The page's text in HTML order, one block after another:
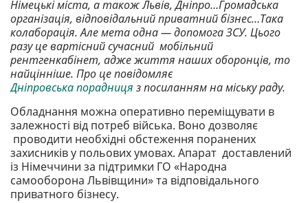
Німецькі міста, а також Львів, Дніпро…Громадська
організація, відповідальний приватний бізнес…Така
колаборація. Але мета одна — допомога ЗСУ. Цього
разу це вартісний сучасний мобільний
рентгенкабінет, адже життя наших оборонців, то
найцінніше. Про це повідомляє
Дніпровська порадниця з посиланням на міську раду.
Обладнання можна оперативно переміщувати в
залежності від потреб війська. Воно дозволяє
проводити необхідні обстеження поранених
захисників у польових умовах. Апарат доставлений
із Німеччини за підтримки ГО «Народна
самооборона Львівщини» та відповідального
приватного бізнесу.